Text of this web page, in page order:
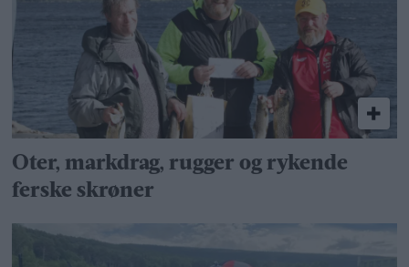
Oter, markdrag, rugger og rykende
ferske skrøner